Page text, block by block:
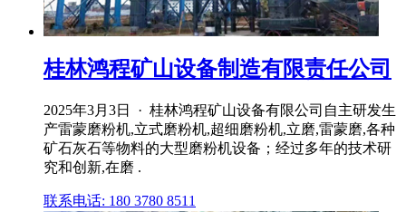
桂林鸿程矿山设备制造有限责任公司
2025年3月3日 · 桂林鸿程矿山设备有限公司自主研发生
产雷蒙磨粉机,立式磨粉机,超细磨粉机,立磨,雷蒙磨,各种
矿石灰石等物料的大型磨粉机设备；经过多年的技术研
究和创新,在磨 .
联系电话: 180 3780 8511